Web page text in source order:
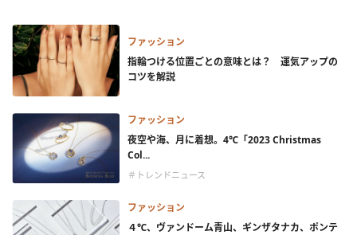
ファッション
指輪つける位置ごとの意味とは？ 運気アップの
コツを解説
ファッション
夜空や海、月に着想。4℃「2023 Christmas
Col...
＃トレンドニュース
ファッション
４℃、ヴァンドーム青山、ギンザタナカ、ポンテ